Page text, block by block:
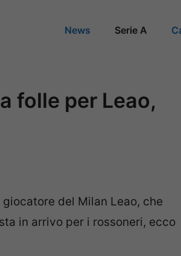
News Serie A
folle per Leao,
del Milan Leao, che
in arrivo per i rossoneri, ecco